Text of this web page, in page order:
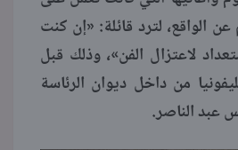
الواقع، لترد قائلة: «إن كنت
لاعتزال الفن»، وذلك قبل
من داخل ديوان الرئاسة
عبد الناصر.